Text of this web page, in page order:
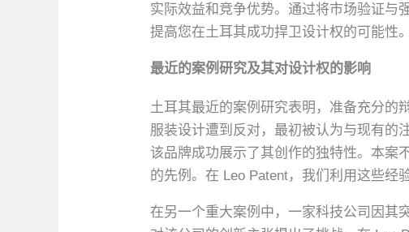
实际效益和竞争优势。通过将市场验证与
提高您在土耳其成功捍卫设计权的可能性。
最近的案例研究及其对设计权的影响
土耳其最近的案例研究表明，准备充分的
服装设计遭到反对，最初被认为与现有的
该品牌成功展示了其创作的独特性。本案
的先例。在 Leo Patent，我们利用这些经
在另一个重大案例中，一家科技公司因其